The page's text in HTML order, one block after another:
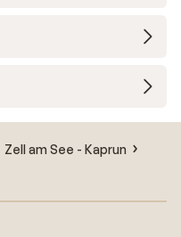
Zell am See - Kaprun